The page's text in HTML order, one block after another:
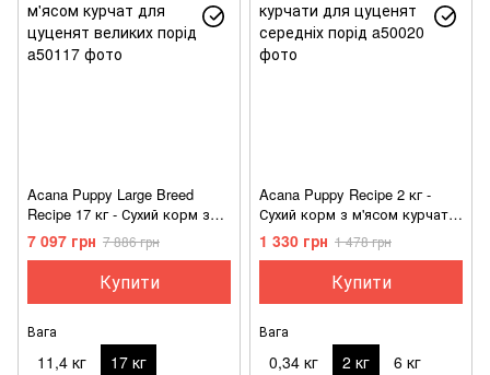
Acana Puppy Large Breed
Recipe 17 кг - Сухий корм з
м'ясом курчат для цуценят
великих порід
7 097 грн 7 886 грн
Купити
Вага
11,4 кг 17 кг
Acana Puppy Recipe 2 кг -
Сухий корм з м'ясом курчати
для цуценят середніх порід
1 330 грн 1 478 грн
Купити
Вага
0,34 кг 2 кг
6 кг